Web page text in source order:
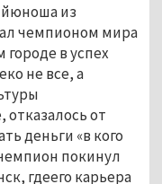
из
чемпионом мира
в успех
не все, а
от
деньги «в кого
покинул
гдеего карьера